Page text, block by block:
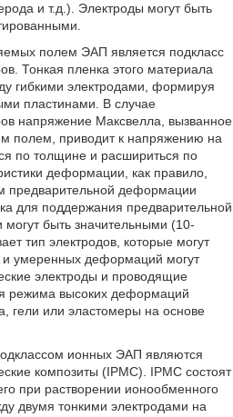
и т.д.). Электроды могут быть
полем ЭАП является подкласс
Тонкая пленка этого материала
гибкими электродами, формируя
пластинами. В случае
напряжение Максвелла, вызванное
полем, приводит к напряжению на
по толщине и расшириться по
деформации, как правило,
предварительной деформации
для поддержания предварительной
быть значительными (10-
тип электродов, которые могут
и умеренных деформаций могут
электроды и проводящие
режима высоких деформаций
гели или эластомеры на основе
ионных ЭАП являются
композиты (IPMC). IPMC состоят
при растворении ионообменного
двумя тонкими электродами на